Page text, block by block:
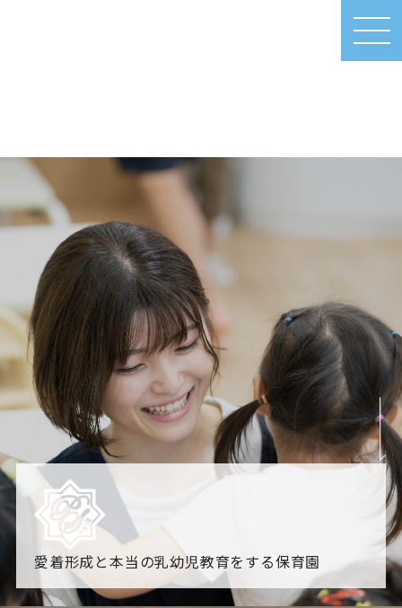
MEN
U
愛着形成と本当の乳幼児教育をする保育園